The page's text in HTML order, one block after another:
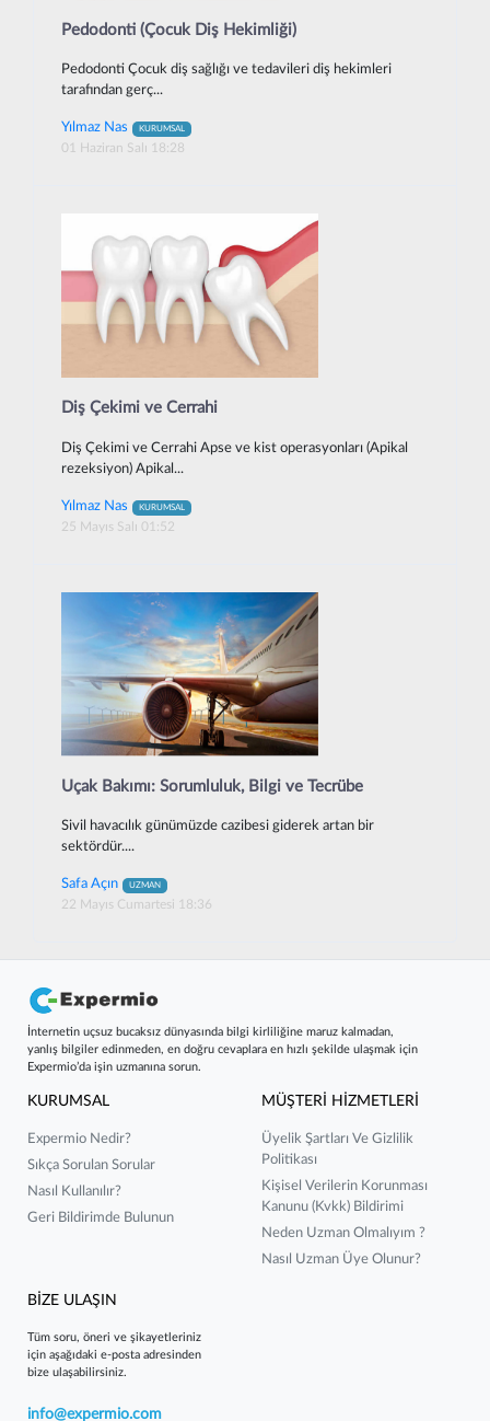
Pedodonti (Çocuk Diş Hekimliği)
Pedodonti Çocuk diş sağlığı ve tedavileri diş hekimleri
tarafından gerç...
Yılmaz Nas KURUMSAL
01 Haziran Salı 18:28
Diş Çekimi ve Cerrahi
Diş Çekimi ve Cerrahi Apse ve kist operasyonları (Apikal
rezeksiyon) Apikal...
Yılmaz Nas KURUMSAL
25 Mayıs Salı 01:52
Uçak Bakımı: Sorumluluk, Bilgi ve Tecrübe
Sivil havacılık günümüzde cazibesi giderek artan bir
sektördür....
Safa Açın UZMAN
22 Mayıs Cumartesi 18:36
İnternetin uçsuz bucaksız dünyasında bilgi kirliliğine maruz kalmadan,
yanlış bilgiler edinmeden, en doğru cevaplara en hızlı şekilde ulaşmak için
Expermio’da işin uzmanına sorun.
KURUMSAL
Expermio Nedir?
Sıkça Sorulan Sorular
Nasıl Kullanılır?
Geri Bildirimde Bulunun
MÜŞTERİ HİZMETLERİ
Üyelik Şartları Ve Gizlilik
Politikası
Kişisel Verilerin Korunması
Kanunu (kvkk) Bildirimi
Neden Uzman Olmalıyım ?
Nasıl Uzman Üye Olunur?
BİZE ULAŞIN
Tüm soru, öneri ve şikayetleriniz
için aşağıdaki e-posta adresinden
bize ulaşabilirsiniz.
info@expermio.com